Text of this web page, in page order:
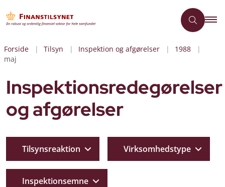
Forside Tilsyn Inspektion og afgørelser
1988
maj
Inspektionsredegørelser
og afgørelser
Tilsynsreaktion Virksomhedstype
Inspektionsemne